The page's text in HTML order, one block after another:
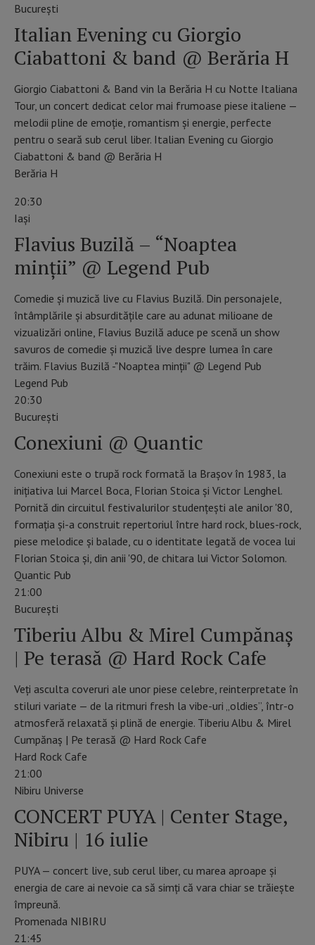
Bucureşti
Italian Evening cu Giorgio
Ciabattoni & band @ Berăria H
Giorgio Ciabattoni & Band vin la Berăria H cu Notte Italiana
Tour, un concert dedicat celor mai frumoase piese italiene —
melodii pline de emoție, romantism și energie, perfecte
pentru o seară sub cerul liber. Italian Evening cu Giorgio
Ciabattoni & band @ Berăria H
Berăria H
20:30
Iaşi
Flavius Buzilă – “Noaptea
minții” @ Legend Pub
Comedie și muzică live cu Flavius Buzilă. Din personajele,
întâmplările și absurditățile care au adunat milioane de
vizualizări online, Flavius Buzilă aduce pe scenă un show
savuros de comedie și muzică live despre lumea în care
trăim. Flavius Buzilă -"Noaptea minții" @ Legend Pub
Legend Pub
20:30
Bucureşti
Conexiuni @ Quantic
Conexiuni este o trupă rock formată la Brașov în 1983, la
inițiativa lui Marcel Boca, Florian Stoica și Victor Lenghel.
Pornită din circuitul festivalurilor studențești ale anilor '80,
formația și-a construit repertoriul între hard rock, blues-rock,
piese melodice și balade, cu o identitate legată de vocea lui
Florian Stoica și, din anii '90, de chitara lui Victor Solomon.
Quantic Pub
21:00
Bucureşti
Tiberiu Albu & Mirel Cumpănaș
| Pe terasă @ Hard Rock Cafe
Veți asculta coveruri ale unor piese celebre, reinterpretate în
stiluri variate — de la ritmuri fresh la vibe-uri „oldies”, într-o
atmosferă relaxată și plină de energie. Tiberiu Albu & Mirel
Cumpănaș | Pe terasă @ Hard Rock Cafe
Hard Rock Cafe
21:00
Nibiru Universe
CONCERT PUYA | Center Stage,
Nibiru | 16 iulie
PUYA — concert live, sub cerul liber, cu marea aproape și
energia de care ai nevoie ca să simți că vara chiar se trăiește
împreună.
Promenada NIBIRU
21:45